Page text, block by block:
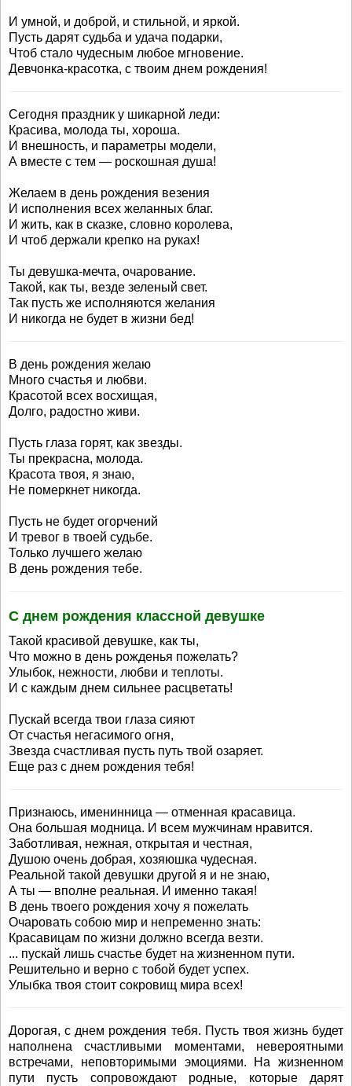
И умной, и доброй, и стильной, и яркой.
Пусть дарят судьба и удача подарки,
Чтоб стало чудесным любое мгновение.
Девчонка-красотка, с твоим днем рождения!
Сегодня праздник у шикарной леди:
Красива, молода ты, хороша.
И внешность, и параметры модели,
А вместе с тем — роскошная душа!
Желаем в день рождения везения
И исполнения всех желанных благ.
И жить, как в сказке, словно королева,
И чтоб держали крепко на руках!
Ты девушка-мечта, очарование.
Такой, как ты, везде зеленый свет.
Так пусть же исполняются желания
И никогда не будет в жизни бед!
В день рождения желаю
Много счастья и любви.
Красотой всех восхищая,
Долго, радостно живи.
Пусть глаза горят, как звезды.
Ты прекрасна, молода.
Красота твоя, я знаю,
Не померкнет никогда.
Пусть не будет огорчений
И тревог в твоей судьбе.
Только лучшего желаю
В день рождения тебе.
С днем рождения классной девушке
Такой красивой девушке, как ты,
Что можно в день рожденья пожелать?
Улыбок, нежности, любви и теплоты.
И с каждым днем сильнее расцветать!
Пускай всегда твои глаза сияют
От счастья негасимого огня,
Звезда счастливая пусть путь твой озаряет.
Еще раз с днем рождения тебя!
Признаюсь, именинница — отменная красавица.
Она большая модница. И всем мужчинам нравится.
Заботливая, нежная, открытая и честная,
Душою очень добрая, хозяюшка чудесная.
Реальной такой девушки другой я и не знаю,
А ты — вполне реальная. И именно такая!
В день твоего рождения хочу я пожелать
Очаровать собою мир и непременно знать:
Красавицам по жизни должно всегда везти.
... пускай лишь счастье будет на жизненном пути.
Решительно и верно с тобой будет успех.
Улыбка твоя стоит сокровищ мира всех!
Дорогая, с днем рождения тебя. Пусть твоя жизнь будет
наполнена счастливыми моментами, невероятными
встречами, неповторимыми эмоциями. На жизненном
пути пусть сопровождают родные, которые дарят